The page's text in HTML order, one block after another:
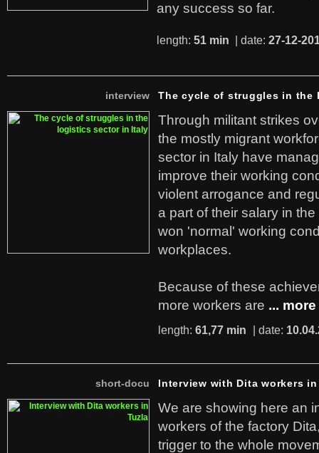
any success so far.
length: 51 min | date: 27-12-
interview The cycle of struggles in
Through militant strikes
the mostly migrant
sector in Italy have
improve their working
violent arrogance and
a part of their salary in
won 'normal' working
workplaces.
Because of these
more workers are ... more
length: 61,77 min | date:
short-docu Interview with Dita workers in
We are showing here an
workers of the factory
trigger to the whole